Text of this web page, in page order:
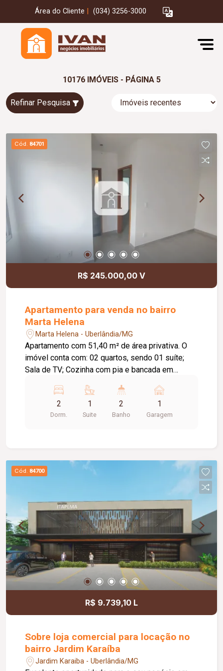
Área do Cliente (034) 3256-3000
10176 IMÓVEIS - PÁGINA 5
Refinar Pesquisa
Cód. 84701
R$ 245.000,00 V
Apartamento para venda no bairro
Marta Helena
Marta Helena - Uberlândia/MG
Apartamento com 51,40 m² de área privativa. O
imóvel conta com: 02 quartos, sendo 01 suíte;
Sala de TV; Cozinha com pia e bancada em
descoberta; O condomínio oferece: Elevador;
Bicicletário; Brinquedoteca; Espaço gourmet;
Salão de jogos; Diferenciais: Apartamento novo,
2
Dorm.
1
Suite
2
Banho
1
Garagem
Cód. 84700
R$ 9.739,10 L
Sobre loja comercial para locação no
bairro Jardim Karaíba
Jardim Karaiba - Uberlândia/MG